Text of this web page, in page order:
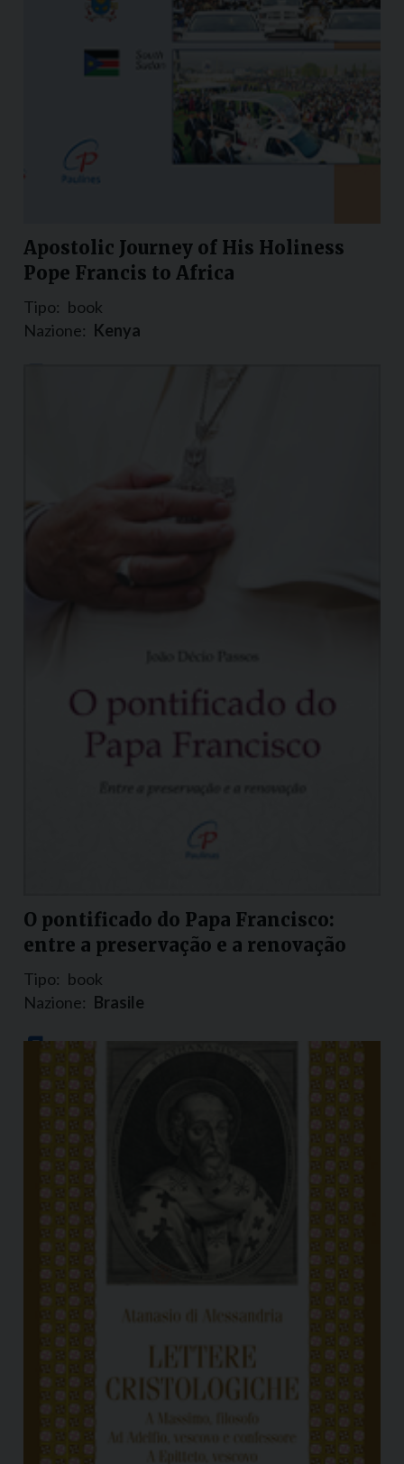
Apostolic Journey of His Holiness
Pope Francis to Africa
Tipo: book
Nazione: Kenya
O pontificado do Papa Francisco:
entre a preservação e a renovação
Tipo: book
Nazione: Brasile